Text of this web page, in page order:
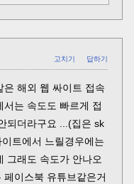
고치기 답하기
은 해외 웹 싸이트 접속
는 속도도 빠르게 접
되더라구요 ...(집은 sk
트에서 느릴경우에는
그래도 속도가 안나오
이스북 유튜브같은거